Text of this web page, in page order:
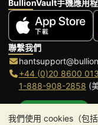
我們使用 cookies（包
BullionVault手機應用
聯繫我們
+44 (0)20 8600
1-888-908-2858 (